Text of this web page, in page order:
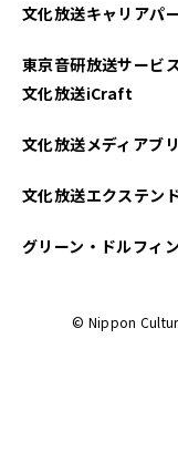
文化放送キャリアパ
東京音研放送サービ
文化放送iCraft
文化放送メディアブ
文化放送エクステン
グリーン・ドルフィン
© Nippon